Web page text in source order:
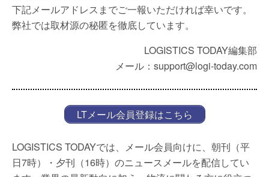
下記メールアドレスまでご一報いただければ幸いです。
弊社では取材源の秘匿を徹底しています。
LOGISTICS TODAY編集部
メール：support@logi-today.com
LTメール会員登録はこちら
LOGISTICS TODAYでは、メール会員向けに、朝刊（平
日7時）・夕刊（16時）のニュースメールを配信してい